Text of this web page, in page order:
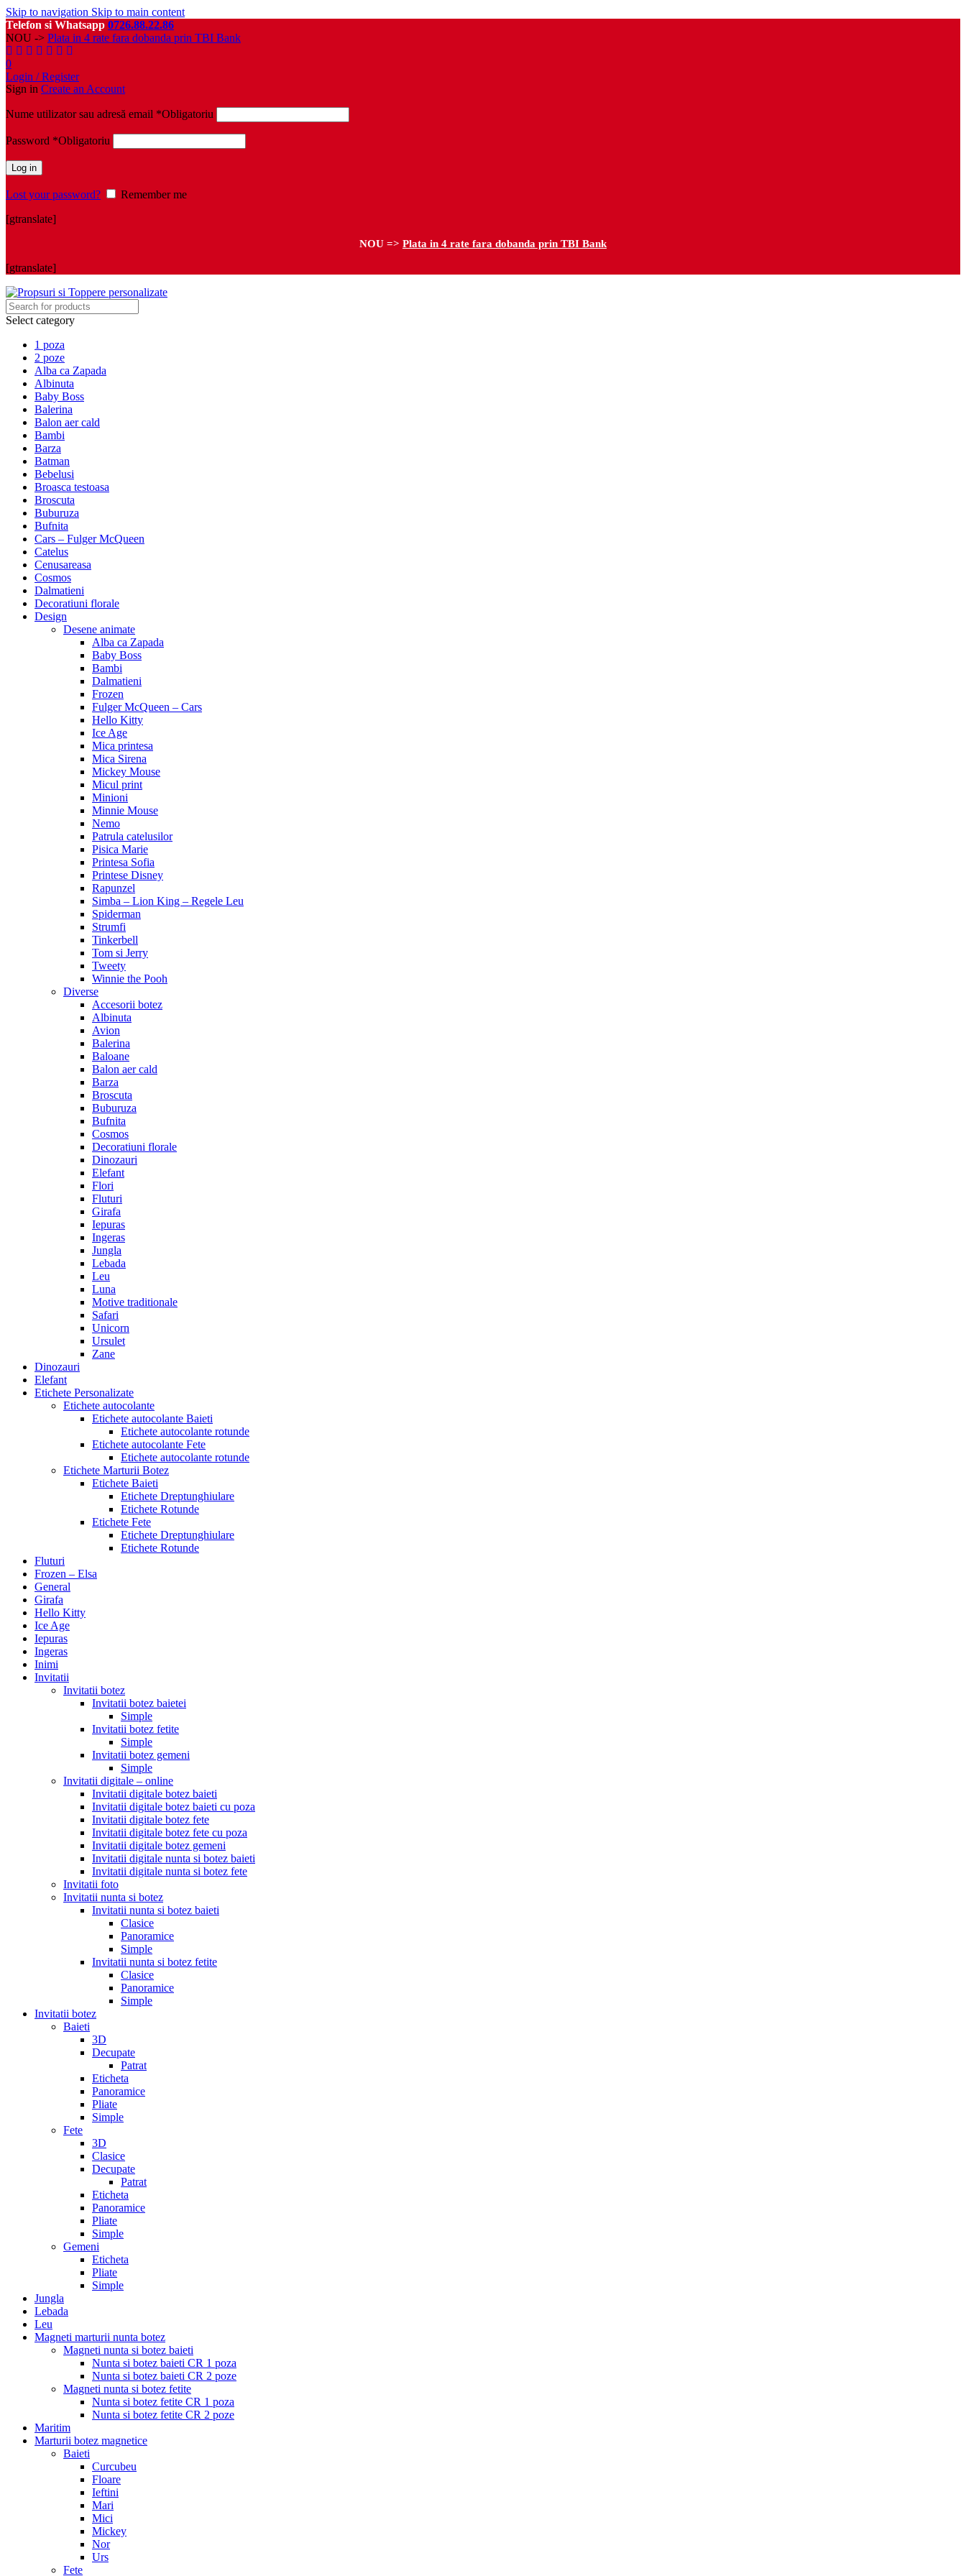
Skip to navigation Skip to main content
Telefon si Whatsapp 0726.88.22.86
NOU -> Plata in 4 rate fara dobanda prin TBI Bank
0
Login / Register
Sign in Create an Account
Nume utilizator sau adresă email *Obligatoriu
Password *Obligatoriu
Log in
Lost your password?
Remember me
[gtranslate]
NOU => Plata in 4 rate fara dobanda prin TBI Bank
[gtranslate]
Select category
1 poza
2 poze
Alba ca Zapada
Albinuta
Baby Boss
Balerina
Balon aer cald
Bambi
Barza
Batman
Bebelusi
Broasca testoasa
Broscuta
Buburuza
Bufnita
Cars – Fulger McQueen
Catelus
Cenusareasa
Cosmos
Dalmatieni
Decoratiuni florale
Design
Desene animate
Alba ca Zapada
Baby Boss
Bambi
Dalmatieni
Frozen
Fulger McQueen – Cars
Hello Kitty
Ice Age
Mica printesa
Mica Sirena
Mickey Mouse
Micul print
Minioni
Minnie Mouse
Nemo
Patrula catelusilor
Pisica Marie
Printesa Sofia
Printese Disney
Rapunzel
Simba – Lion King – Regele Leu
Spiderman
Strumfi
Tinkerbell
Tom si Jerry
Tweety
Winnie the Pooh
Diverse
Accesorii botez
Albinuta
Avion
Balerina
Baloane
Balon aer cald
Barza
Broscuta
Buburuza
Bufnita
Cosmos
Decoratiuni florale
Dinozauri
Elefant
Flori
Fluturi
Girafa
Iepuras
Ingeras
Jungla
Lebada
Leu
Luna
Motive traditionale
Safari
Unicorn
Ursulet
Zane
Dinozauri
Elefant
Etichete Personalizate
Etichete autocolante
Etichete autocolante Baieti
Etichete autocolante rotunde
Etichete autocolante Fete
Etichete autocolante rotunde
Etichete Marturii Botez
Etichete Baieti
Etichete Dreptunghiulare
Etichete Rotunde
Etichete Fete
Etichete Dreptunghiulare
Etichete Rotunde
Fluturi
Frozen – Elsa
General
Girafa
Hello Kitty
Ice Age
Iepuras
Ingeras
Inimi
Invitatii
Invitatii botez
Invitatii botez baietei
Simple
Invitatii botez fetite
Simple
Invitatii botez gemeni
Simple
Invitatii digitale – online
Invitatii digitale botez baieti
Invitatii digitale botez baieti cu poza
Invitatii digitale botez fete
Invitatii digitale botez fete cu poza
Invitatii digitale botez gemeni
Invitatii digitale nunta si botez baieti
Invitatii digitale nunta si botez fete
Invitatii foto
Invitatii nunta si botez
Invitatii nunta si botez baieti
Clasice
Panoramice
Simple
Invitatii nunta si botez fetite
Clasice
Panoramice
Simple
Invitatii botez
Baieti
3D
Decupate
Patrat
Eticheta
Panoramice
Pliate
Simple
Fete
3D
Clasice
Decupate
Patrat
Eticheta
Panoramice
Pliate
Simple
Gemeni
Eticheta
Pliate
Simple
Jungla
Lebada
Leu
Magneti marturii nunta botez
Magneti nunta si botez baieti
Nunta si botez baieti CR 1 poza
Nunta si botez baieti CR 2 poze
Magneti nunta si botez fetite
Nunta si botez fetite CR 1 poza
Nunta si botez fetite CR 2 poze
Maritim
Marturii botez magnetice
Baieti
Curcubeu
Floare
Ieftini
Mari
Mici
Mickey
Nor
Urs
Fete